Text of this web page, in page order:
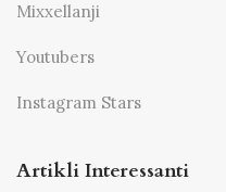
Mixxellanji
Youtubers
Instagram Stars
Artikli Interessanti